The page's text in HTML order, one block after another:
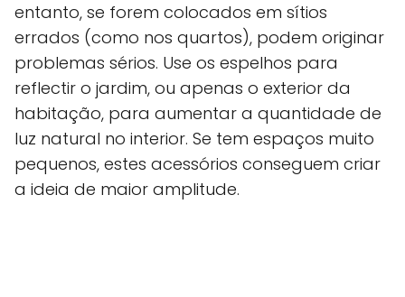
entanto, se forem colocados em sítios
errados (como nos quartos), podem originar
problemas sérios. Use os espelhos para
reflectir o jardim, ou apenas o exterior da
habitação, para aumentar a quantidade de
luz natural no interior. Se tem espaços muito
pequenos, estes acessórios conseguem criar
a ideia de maior amplitude.